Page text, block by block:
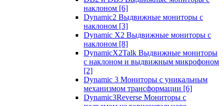
наклоном [6]
Dynamic2 Выдвижные мониторы с
наклоном [3]
Dynamic X2 Выдвижные мониторы с
наклоном [8]
DynamicX2Talk Выдвижные мониторы
с наклоном и выдвижным микрофоном
[2]
Dynamic 3 Мониторы с уникальным
механизмом трансформации [6]
Dynamic3Reverse Мониторы с